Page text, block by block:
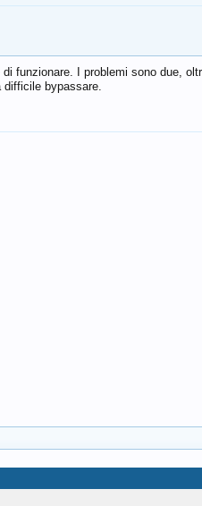
funzionare. I problemi sono due,
difficile bypassare.